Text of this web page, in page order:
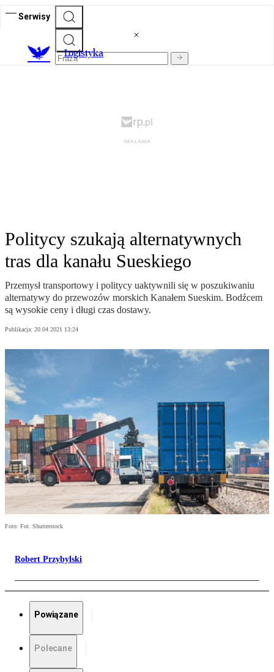
Serwisy
Logistyka
Politycy szukają alternatywnych
tras dla kanału Sueskiego
Przemysł transportowy i politycy uaktywnili się w poszukiwaniu
alternatywy do przewozów morskich Kanałem Sueskim. Bodźcem
są wysokie ceny i długi czas dostawy.
Publikacja: 20.04.2021 13:24
Foto: Fot. Shutterstock
Robert Przybylski
Powiązane
Polecane